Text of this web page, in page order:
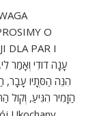
O
DLA PAR I
הִנֵּה הַסְּתָיו עָבָר,
הַזָּמִיר הִגִּיעַ,